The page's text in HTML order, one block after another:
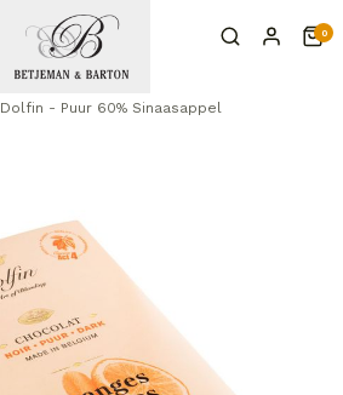
0
Dolfin - Puur 60% Sinaasappel